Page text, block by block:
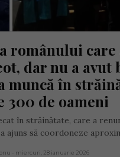
românului care
dar nu a avut
muncă în
300 de oameni
în străinătate, care a
ajuns să coordoneze
- miercuri, 28 ianuarie 2026